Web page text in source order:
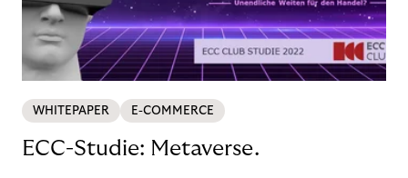
WHITEPAPER E-COMMERCE
ECC-Studie: Metaverse.